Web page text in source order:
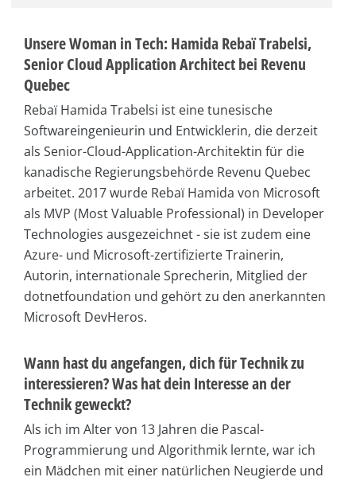
Unsere Woman in Tech: Hamida Rebaï Trabelsi,
Senior Cloud Application Architect bei Revenu
Quebec
Rebaï Hamida Trabelsi ist eine tunesische
Softwareingenieurin und Entwicklerin, die derzeit
als Senior-Cloud-Application-Architektin für die
kanadische Regierungsbehörde Revenu Quebec
arbeitet. 2017 wurde Rebaï Hamida von Microsoft
als MVP (Most Valuable Professional) in Developer
Technologies ausgezeichnet - sie ist zudem eine
Azure- und Microsoft-zertifizierte Trainerin,
Autorin, internationale Sprecherin, Mitglied der
dotnetfoundation und gehört zu den anerkannten
Microsoft DevHeros.
Wann hast du angefangen, dich für Technik zu
interessieren? Was hat dein Interesse an der
Technik geweckt?
Als ich im Alter von 13 Jahren die Pascal-
Programmierung und Algorithmik lernte, war ich
ein Mädchen mit einer natürlichen Neugierde und